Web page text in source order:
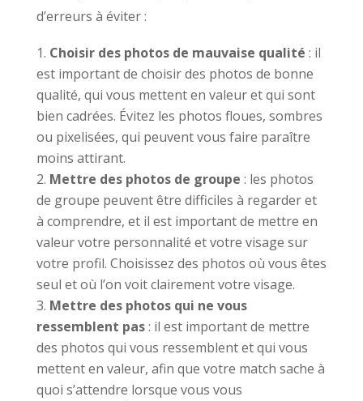
d’erreurs à éviter :
Choisir des photos de mauvaise qualité : il
est important de choisir des photos de bonne
qualité, qui vous mettent en valeur et qui sont
bien cadrées. Évitez les photos floues, sombres
ou pixelisées, qui peuvent vous faire paraître
moins attirant.
Mettre des photos de groupe : les photos
de groupe peuvent être difficiles à regarder et
à comprendre, et il est important de mettre en
valeur votre personnalité et votre visage sur
votre profil. Choisissez des photos où vous êtes
seul et où l’on voit clairement votre visage.
Mettre des photos qui ne vous
ressemblent pas: il est important de mettre
des photos qui vous ressemblent et qui vous
mettent en valeur, afin que votre match sache à
quoi s’attendre lorsque vous vous